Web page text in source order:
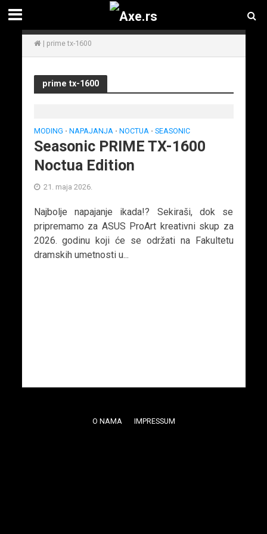
| prime tx-1600
prime tx-1600
MODING • NAPAJANJA • NOCTUA • SEASONIC
Seasonic PRIME TX-1600
Noctua Edition
21. maja 2026.
Najbolje napajanje ikada!? Sekiraši, dok se
pripremamo za ASUS ProArt kreativni skup za
2026. godinu koji će se održati na Fakultetu
dramskih umetnosti u...
O NAMA IMPRESSUM